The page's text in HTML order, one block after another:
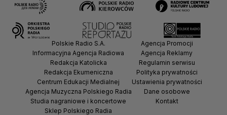
Polskie Radio S.A.
Informacyjna Agencja Radiowa
Redakcja Katolicka
Redakcja Ekumeniczna
Centrum Edukacji Medialnej
Agencja Muzyczna Polskiego Radia
Studia nagraniowe i koncertowe
Sklep Polskiego Radia
Agencja Promocji
Agencja Reklamy
Regulamin serwisu
Polityka prywatności
Ustawienia prywatności
Dane osobowe
Kontakt